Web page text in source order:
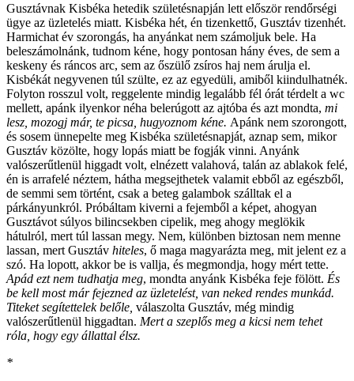
Gusztávnak Kisbéka hetedik születésnapján lett először rendőrségi
ügye az üzletelés miatt. Kisbéka hét, én tizenkettő, Gusztáv tizenhét.
Harmichat év szorongás, ha anyánkat nem számoljuk bele. Ha
beleszámolnánk, tudnom kéne, hogy pontosan hány éves, de sem a
keskeny és ráncos arc, sem az őszülő zsíros haj nem árulja el.
Kisbékát negyvenen túl szülte, ez az egyedüli, amiből kiindulhatnék.
Folyton rosszul volt, reggelente mindig legalább fél órát térdelt a wc
mellett, apánk ilyenkor néha belerúgott az ajtóba és azt mondta, mi
lesz, mozogj már, te picsa, hugyoznom kéne. Apánk nem szorongott,
és sosem ünnepelte meg Kisbéka születésnapját, aznap sem, mikor
Gusztáv közölte, hogy lopás miatt be fogják vinni. Anyánk
valószerűtlenül higgadt volt, elnézett valahová, talán az ablakok felé,
én is arrafelé néztem, hátha megsejthetek valamit ebből az egészből,
de semmi sem történt, csak a beteg galambok szálltak el a
párkányunkról. Próbáltam kiverni a fejemből a képet, ahogyan
Gusztávot súlyos bilincsekben cipelik, meg ahogy meglökik
hátulról, mert túl lassan megy. Nem, különben biztosan nem menne
lassan, mert Gusztáv hiteles, ő maga magyarázta meg, mit jelent ez a
szó. Ha lopott, akkor be is vallja, és megmondja, hogy mért tette.
Apád ezt nem tudhatja meg, mondta anyánk Kisbéka feje fölött. És
be kell most már fejezned az üzletelést, van neked rendes munkád.
Titeket segítettelek belőle, válaszolta Gusztáv, még mindig
valószerűtlenül higgadtan. Mert a szeplős meg a kicsi nem tehet
róla, hogy egy állattal élsz.
*